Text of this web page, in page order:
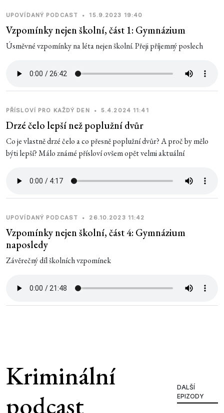
UPOVÍDANÝ PODCAST • 15.9.2023 19:40
Vzpomínky nejen školní, část 1: Gymnázium
Úsměvné vzpomínky na léta nejen školní. Přeji příjemný poslech
PŘÍSLOVÍ PRO KAŽDÝ DEN • 5.4.2024 11:41
Drzé čelo lepší než poplužní dvůr
Co je vlastně drzé čelo a co přesně poplužní dvůr? A proč by mělo
býti lepší? Málo známé přísloví ovšem opět velmi aktuální
UPOVÍDANÝ PODCAST • 26.10.2023 11:42
Vzpomínky nejen školní, část 4: Gymnázium
naposledy
Závěrečný díl školních vzpomínek
Kriminální
podcast
DALŠÍ
EPIZODY